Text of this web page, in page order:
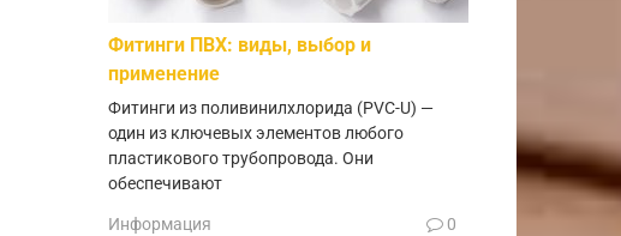
Фитинги ПВХ: виды, выбор и
применение
Фитинги из поливинилхлорида (PVC-U) —
один из ключевых элементов любого
пластикового трубопровода. Они
обеспечивают
Информация 0